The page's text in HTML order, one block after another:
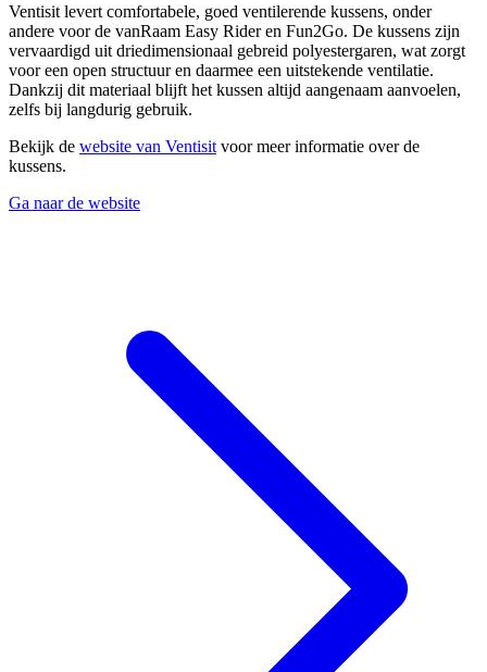
Ventisit levert comfortabele, goed ventilerende kussens, onder
andere voor de vanRaam Easy Rider en Fun2Go. De kussens zijn
vervaardigd uit driedimensionaal gebreid polyestergaren, wat zorgt
voor een open structuur en daarmee een uitstekende ventilatie.
Dankzij dit materiaal blijft het kussen altijd aangenaam aanvoelen,
zelfs bij langdurig gebruik.
Bekijk de website van Ventisit voor meer informatie over de
kussens.
Ga naar de website